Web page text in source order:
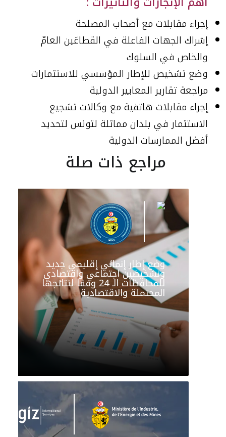
إجراء مقابلات مع أصحاب المصلحة
إشراك الجهات الفاعلة في القطاعَين العامّ
والخاص في السلوك
وضع تشخيص للإطار المؤسسي للاستثمارات
مراجعة تقارير المعايير الدولية
إجراء مقابلات هاتفية مع وكالات تشجيع
الاستثمار في بلدان مماثلة لتونس لتحديد
أفضل الممارسات الدولية
مراجع ذات صلة
وضع إطار إنمائي إقليمي جديد
وتشخيصَين اجتماعي واقتصادي
للمحافظات الـ 24 وفقًا لنتائجها
المحتملة والاقتصادية